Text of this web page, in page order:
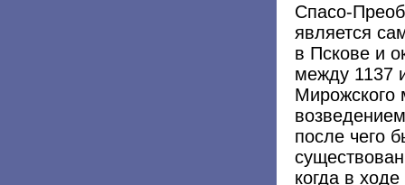
Спасо-
является
в Пскове и
между 1137
Мирожского
после чего
когда в